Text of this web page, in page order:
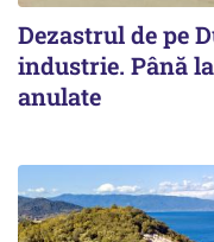
Dezastrul de pe
industrie. Până
anulate